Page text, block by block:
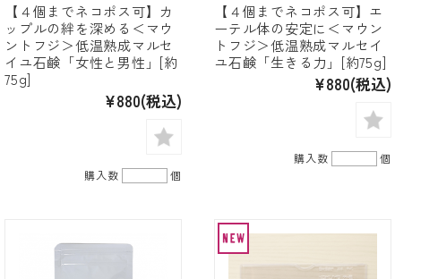
【４個までネコポス可】カ
ップルの絆を深める＜マウ
ントフジ＞低温熟成マルセ
イユ石鹸「女性と男性」[約
75g]
¥880(税込)
購入数 個
【４個までネコポス可】エ
ーテル体の安定に＜マウン
トフジ＞低温熟成マルセイ
ユ石鹸「生きる力」[約75g]
¥880(税込)
購入数 個